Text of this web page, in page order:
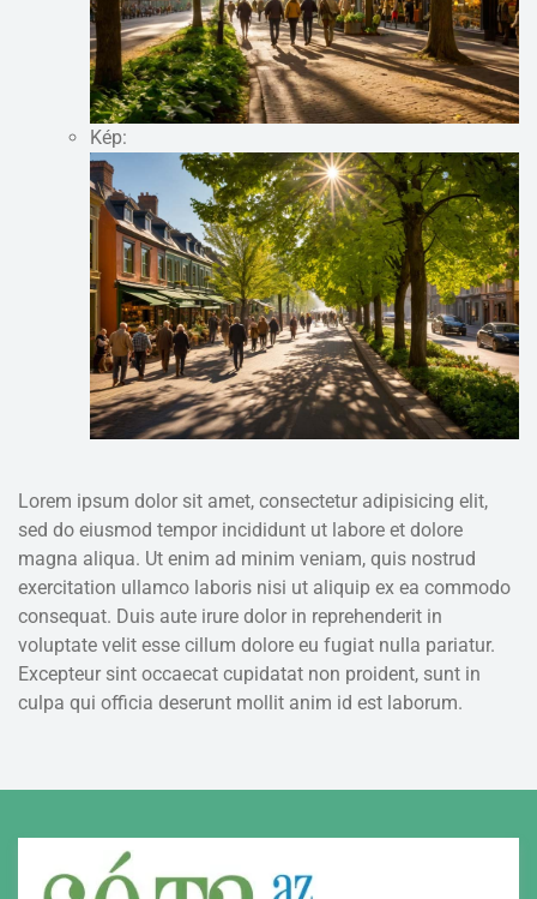
Kép:
Lorem ipsum dolor sit amet, consectetur adipisicing elit,
sed do eiusmod tempor incididunt ut labore et dolore
magna aliqua. Ut enim ad minim veniam, quis nostrud
exercitation ullamco laboris nisi ut aliquip ex ea commodo
consequat. Duis aute irure dolor in reprehenderit in
voluptate velit esse cillum dolore eu fugiat nulla pariatur.
Excepteur sint occaecat cupidatat non proident, sunt in
culpa qui officia deserunt mollit anim id est laborum.